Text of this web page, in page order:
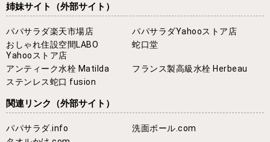
姉妹サイト （外部サイト）
パパサラダ楽天市場店
パパサラダYahooストア店
おしゃれ住設空間LABO
Yahooストア店
蛇口堂
アンティーク水栓 Matilda
フランス製高級水栓 Herbeau
ステンレス蛇口 fusion
関連リンク （外部サイト）
パパサラダ.info
洗面ボール.com